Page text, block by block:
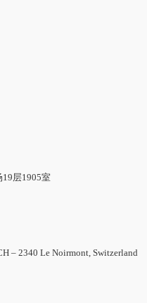
层1905室
– 2340 Le Noirmont, Switzerland